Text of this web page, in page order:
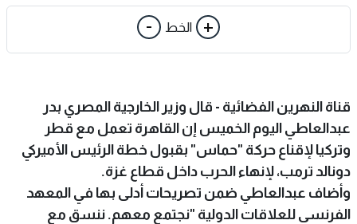
+ الخط -
قناة النهرين الفضائية - قال وزير الخارجية المصري بدر
عبدالعاطي اليوم الخميس إن القاهرة تعمل مع قطر
وتركيا لإقناع حركة "حماس" بقبول خطة الرئيس الأميركي
دونالد ترمب، لإنهاء الحرب داخل قطاع غزة.
وأضاف عبدالعاطي ضمن تصريحات أدلى بها في المعهد
الفرنسي للعلاقات الدولية "نجتمع معهم. ننسق مع